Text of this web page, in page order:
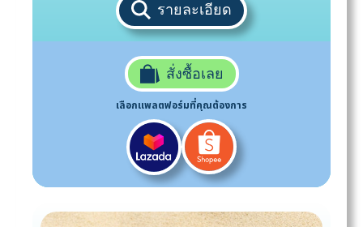
รายละเอียด
สั่งซื้อเลย
เลือกแพลตฟอร์มที่คุณต้องการ